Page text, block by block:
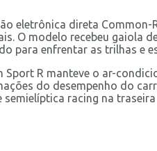
eletrônica direta
O modelo recebeu
para enfrentar as trilhas e
R manteve o ar-
do desempenho do
racing na traseira